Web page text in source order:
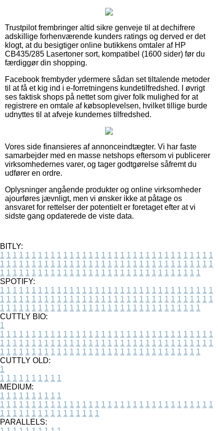
Trustpilot frembringer altid sikre genveje til at dechifrere
adskillige forhenværende kunders ratings og derved er det
klogt, at du besigtiger online butikkens omtaler af HP
CB435/285 Lasertoner sort, kompatibel (1600 sider) før du
færdiggør din shopping.
Facebook frembyder ydermere sådan set tiltalende metoder
til at få et kig ind i e-forretningens kundetilfredshed. I øvrigt
ses faktisk shops på nettet som giver folk mulighed for at
registrere en omtale af købsoplevelsen, hvilket tillige burde
udnyttes til at afveje kundernes tilfredshed.
Vores side finansieres af annonceindtægter. Vi har faste
samarbejder med en masse netshops eftersom vi publicerer
virksomhedernes varer, og tager godtgørelse såfremt du
udfører en ordre.
Oplysninger angående produkter og online virksomheder
ajourføres jævnligt, men vi ønsker ikke at påtage os
ansvaret for rettelser der potentielt er foretaget efter at vi
sidste gang opdaterede de viste data.
BITLY:
1 1 1 1 1 1 1 1 1 1 1 1 1 1 1 1 1 1 1 1 1 1 1 1 1 1 1 1 1 1 1 1 1 1
1 1 1 1 1 1 1 1 1 1 1 1 1 1 1 1 1 1 1 1 1 1 1 1 1 1 1 1 1 1 1 1 1 1
1 1 1 1 1 1 1 1 1 1 1 1 1 1 1 1 1 1 1 1 1 1 1 1 1 1 1 1 1 1 1 1
SPOTIFY:
1 1 1 1 1 1 1 1 1 1 1 1 1 1 1 1 1 1 1 1 1 1 1 1 1 1 1 1 1 1 1 1 1 1
1 1 1 1 1 1 1 1 1 1 1 1 1 1 1 1 1 1 1 1 1 1 1 1 1 1 1 1 1 1 1 1 1 1
1 1 1 1 1 1 1 1 1 1 1 1 1 1 1 1 1 1 1 1 1 1 1 1 1 1 1 1 1 1 1 1
CUTTLY BIO:
1
1 1 1 1 1 1 1 1 1 1 1 1 1 1 1 1 1 1 1 1 1 1 1 1 1 1 1 1 1 1 1 1 1 1
1 1 1 1 1 1 1 1 1 1 1 1 1 1 1 1 1 1 1 1 1 1 1 1 1 1 1 1 1 1 1 1 1 1
1 1 1 1 1 1 1 1 1 1 1 1 1 1 1 1 1 1 1 1 1 1 1 1 1 1 1 1 1 1 1 1
CUTTLY OLD:
1
1 1 1 1 1 1 1 1 1 1
MEDIUM:
1 1 1 1 1 1 1 1 1 1
1 1 1 1 1 1 1 1 1 1 1 1 1 1 1 1 1 1 1 1 1 1 1 1 1 1 1 1 1 1 1 1 1 1
1 1 1 1 1 1 1 1 1 1 1 1 1 1 1 1
PARALLELS: